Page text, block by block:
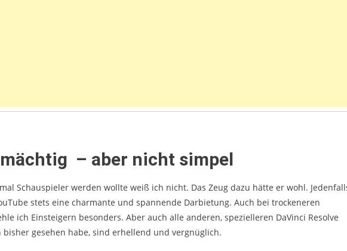
– aber nicht simpel
Schauspieler werden wollte weiß ich nicht. Das Zeug dazu hätte er wohl.
stets eine charmante und spannende Darbietung. Auch bei trockeneren
ich Einsteigern besonders. Aber auch alle anderen, spezielleren DaVinci Resolve
gesehen habe, sind erhellend und vergnüglich.